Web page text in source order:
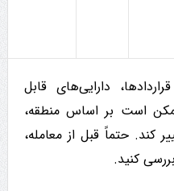
دارایی‌های قابل
است بر اساس منطقه،
کند. حتماً قبل از معامله،
کنید.